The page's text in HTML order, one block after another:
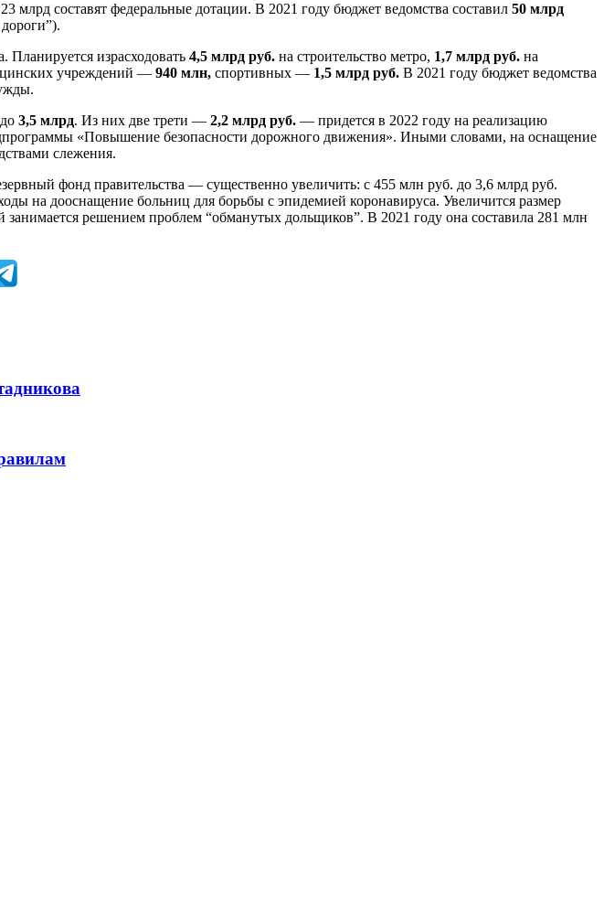
млрд составят федеральные дотации. В 2021 году бюджет ведомства составил 50 млрд
Планируется израсходовать 4,5 млрд руб. на строительство метро, 1,7 млрд руб. на
учреждений — 940 млн, спортивных — 1,5 млрд руб. В 2021 году бюджет ведомства
3,5 млрд. Из них две трети — 2,2 млрд руб. — придется в 2022 году на реализацию
«Повышение безопасности дорожного движения». Иными словами, на оснащение
слежения.
фонд правительства — существенно увеличить: с 455 млн руб. до 3,6 млрд руб.
на дооснащение больниц для борьбы с эпидемией коронавируса. Увеличится размер
решением проблем “обманутых дольщиков”. В 2021 году она составила 281 млн